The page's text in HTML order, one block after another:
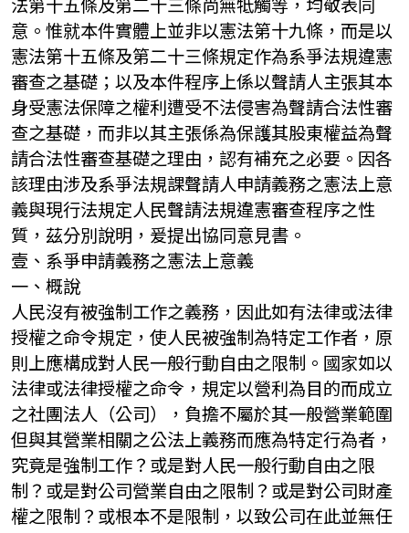
意。惟就本件實體上並非以憲法第十九條，而是以
憲法第十五條及第二十三條規定作為系爭法規違憲
審查之基礎；以及本件程序上係以聲請人主張其本
身受憲法保障之權利遭受不法侵害為聲請合法性審
查之基礎，而非以其主張係為保護其股東權益為聲
請合法性審查基礎之理由，認有補充之必要。因各
該理由涉及系爭法規課聲請人申請義務之憲法上意
義與現行法規定人民聲請法規違憲審查程序之性
質，茲分別說明，爰提出協同意見書。
壹、系爭申請義務之憲法上意義
一、概說
人民沒有被強制工作之義務，因此如有法律或法律
授權之命令規定，使人民被強制為特定工作者，原
則上應構成對人民一般行動自由之限制。國家如以
法律或法律授權之命令，規定以營利為目的而成立
之社團法人（公司），負擔不屬於其一般營業範圍
但與其營業相關之公法上義務而應為特定行為者，
究竟是強制工作？或是對人民一般行動自由之限
制？或是對公司營業自由之限制？或是對公司財產
權之限制？或根本不是限制，以致公司在此並無任